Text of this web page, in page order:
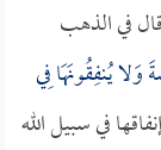
وقال في الذهب
يُنفِقُونَهَا فِي
وإنفاقها في سبيل الله